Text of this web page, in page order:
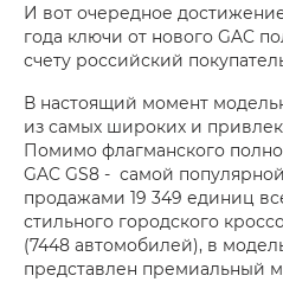
И вот очередное
года ключи от нового GAC
счету российский
В настоящий момент
из самых широких и
Помимо флагманского
GAC GS8 - самой
продажами 19 349 единиц
стильного городского
(7448 автомобилей), в
представлен премиальный